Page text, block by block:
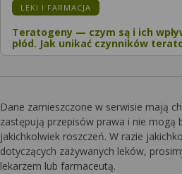
KATEGORIA:
LEKI I FARMACJA
Teratogeny — czym są i ich
płód. Jak unikać czynników
Dane zamieszczone w serwisie mają
zastępują przepisów prawa i nie mogą
jakichkolwiek roszczeń. W razie
dotyczących zażywanych leków,
lekarzem lub farmaceutą.